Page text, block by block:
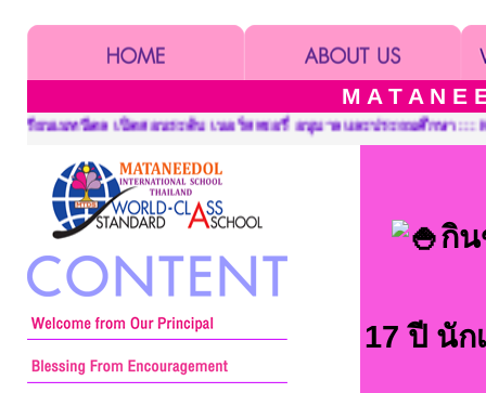
M A T A N E
อนุบาลและประถมศึกษา ::: Mataneedol School, Pre-
กิน
17 ปี นัก